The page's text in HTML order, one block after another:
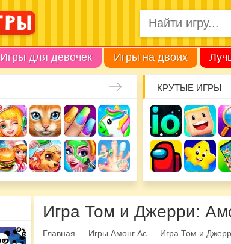
Игры для девочек Игры на двоих
КРУТЫЕ ИГРЫ
Игра Том и Джерри:
Главная — Игры Амонг Ас — Игра Том и